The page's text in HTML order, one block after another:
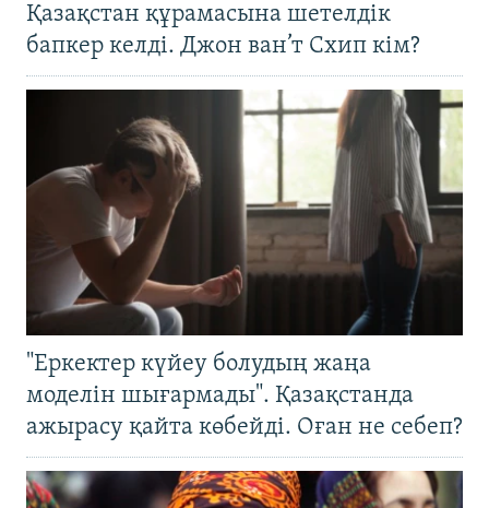
Қазақстан құрамасына шетелдік
бапкер келді. Джон ван’т Схип кім?
"Еркектер күйеу болудың жаңа
моделін шығармады". Қазақстанда
ажырасу қайта көбейді. Оған не себеп?